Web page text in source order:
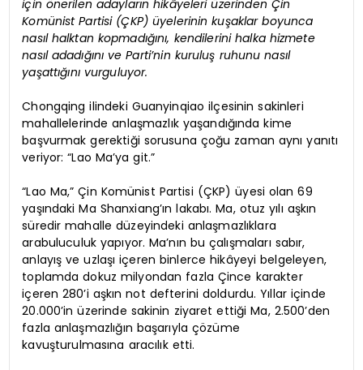
için önerilen adayların hikâyeleri üzerinden Çin
Komünist Partisi (ÇKP) üyelerinin kuşaklar boyunca
nasıl halktan kopmadığını, kendilerini halka hizmete
nasıl adadığını ve Parti’nin kuruluş ruhunu nasıl
yaşattığını vurguluyor.
Chongqing ilindeki Guanyinqiao ilçesinin sakinleri
mahallelerinde anlaşmazlık yaşandığında kime
başvurmak gerektiği sorusuna çoğu zaman aynı yanıtı
veriyor: “Lao Ma’ya git.”
“Lao Ma,” Çin Komünist Partisi (ÇKP) üyesi olan 69
yaşındaki Ma Shanxiang’ın lakabı. Ma, otuz yılı aşkın
süredir mahalle düzeyindeki anlaşmazlıklara
arabuluculuk yapıyor. Ma’nın bu çalışmaları sabır,
anlayış ve uzlaşı içeren binlerce hikâyeyi belgeleyen,
toplamda dokuz milyondan fazla Çince karakter
içeren 280’i aşkın not defterini doldurdu. Yıllar içinde
20.000’in üzerinde sakinin ziyaret ettiği Ma, 2.500’den
fazla anlaşmazlığın başarıyla çözüme
kavuşturulmasına aracılık etti.